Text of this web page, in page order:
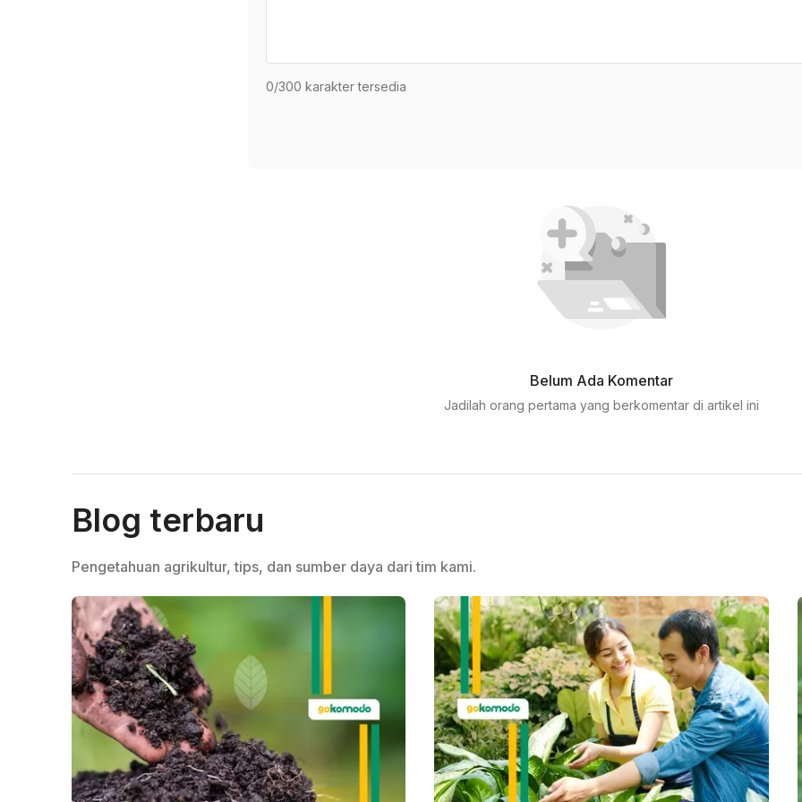
0/300 karakter tersedia
Belum Ada Komentar
Jadilah orang pertama yang berkomentar di artikel ini
Blog terbaru
Pengetahuan agrikultur, tips, dan sumber daya dari tim kami.